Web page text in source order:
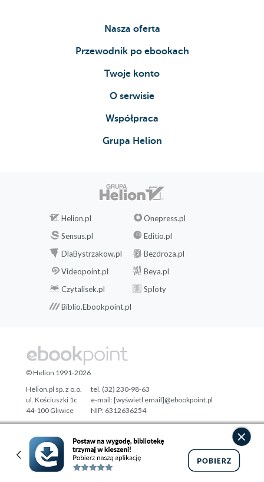
Nasza oferta
Przewodnik po ebookach
Twoje konto
O serwisie
Współpraca
Grupa Helion
Helion.pl
Onepress.pl
Sensus.pl
Editio.pl
DlaBystrzakow.pl
Bezdroza.pl
Videopoint.pl
Beya.pl
Czytalisek.pl
Sploty
Biblio.Ebookpoint.pl
Designed with ♥ byTonik.pl
© Helion 1991-2026
Helion.pl sp. z o.o.
ul. Kościuszki 1c
44-100 Gliwice
tel. (32) 230-98-63
e-mail:[wyświetl email]@ebookpoint.pl
NIP: 6312636254
Regon: 241989027
Pełna wersja strony »